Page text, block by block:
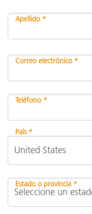
Apellido *
Correo electrónico *
Teléfono *
País *
Estado o provincia *